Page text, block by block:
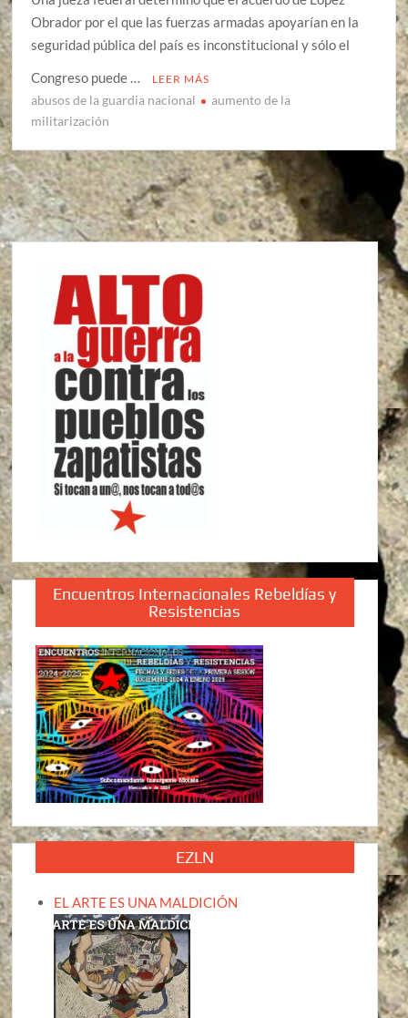
Obrador por el que las fuerzas armadas apoyarían en la
seguridad pública del país es inconstitucional y sólo el
Congreso puede …
LEER MÁS
abusos de la guardia nacional
aumento de la
militarización
Encuentros Internacionales Rebeldías y
Resistencias
EZLN
EL ARTE ES UNA MALDICIÓN